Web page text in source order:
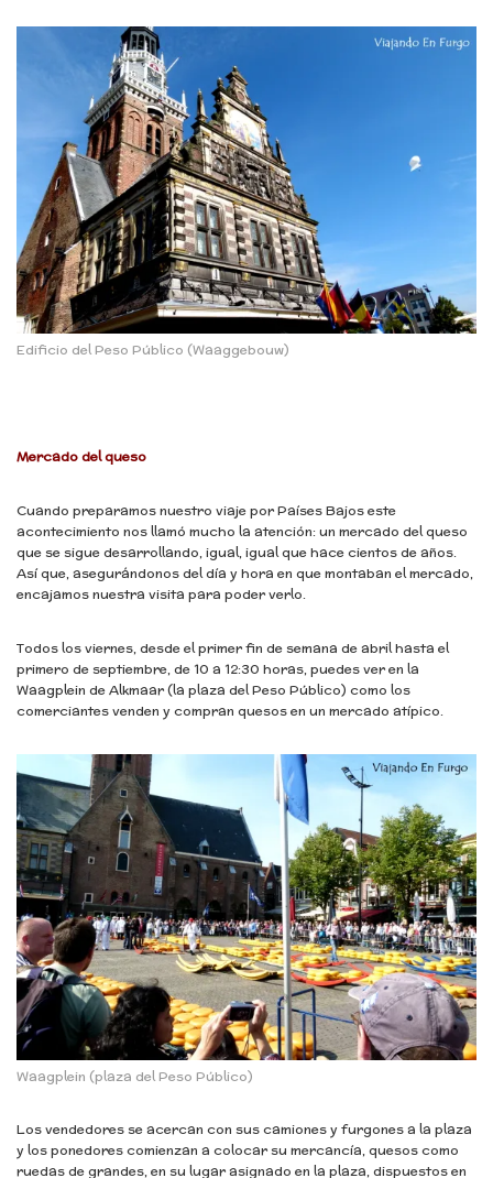
Edificio del Peso Público (Waaggebouw)
Mercado del queso
Cuando preparamos nuestro viaje por Países Bajos este
acontecimiento nos llamó mucho la atención: un mercado del queso
que se sigue desarrollando, igual, igual que hace cientos de años.
Así que, asegurándonos del día y hora en que montaban el mercado,
encajamos nuestra visita para poder verlo.
Todos los viernes, desde el primer fin de semana de abril hasta el
primero de septiembre, de 10 a 12:30 horas, puedes ver en la
Waagplein de Alkmaar (la plaza del Peso Público) como los
comerciantes venden y compran quesos en un mercado atípico.
Waagplein (plaza del Peso Público)
Los vendedores se acercan con sus camiones y furgones a la plaza
y los ponedores comienzan a colocar su mercancía, quesos como
ruedas de grandes, en su lugar asignado en la plaza, dispuestos en